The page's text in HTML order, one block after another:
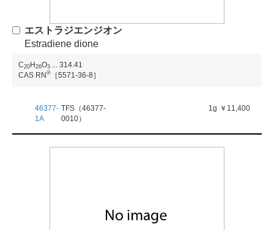
エストラジエンジオン
Estradiene dione
C20H26O3 ... 314.41
CAS RN® ［5571-36-8］
46377-
1A
TFS（46377-
0010）
1g ￥11,400